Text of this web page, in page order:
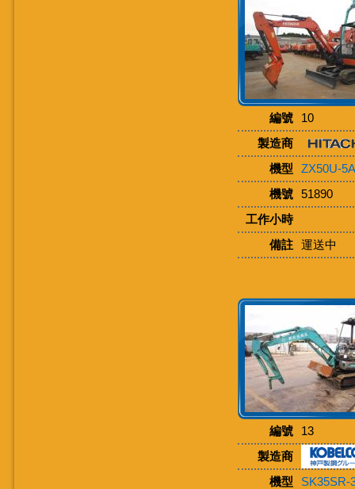
編號
10
製造商
機型
ZX50U-5A
機號
51890
工作小時
備註
運送中
編號
13
製造商
機型
SK35SR-